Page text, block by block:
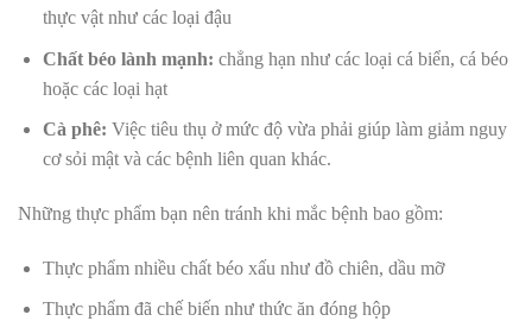
thực vật như các loại đậu
Chất béo lành mạnh: chẳng hạn như các loại cá biển, cá béo
hoặc các loại hạt
Cà phê: Việc tiêu thụ ở mức độ vừa phải giúp làm giảm nguy
cơ sỏi mật và các bệnh liên quan khác.
Những thực phẩm bạn nên tránh khi mắc bệnh bao gồm:
Thực phẩm nhiều chất béo xấu như đồ chiên, dầu mỡ
Thực phẩm đã chế biến như thức ăn đóng hộp